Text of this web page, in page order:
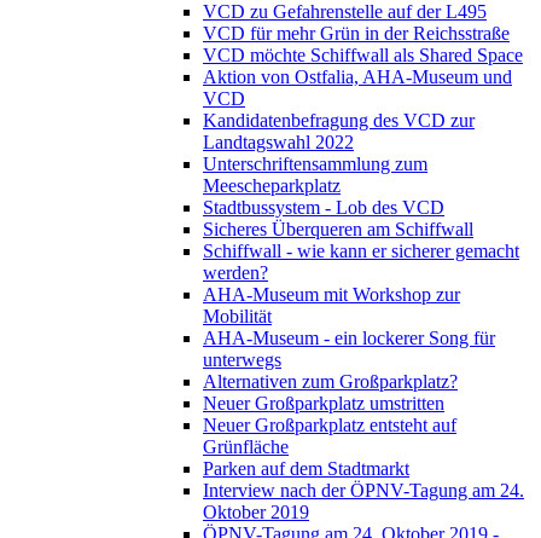
VCD zu Gefahrenstelle auf der L495
VCD für mehr Grün in der Reichsstraße
VCD möchte Schiffwall als Shared Space
Aktion von Ostfalia, AHA-Museum und
VCD
Kandidatenbefragung des VCD zur
Landtagswahl 2022
Unterschriftensammlung zum
Meescheparkplatz
Stadtbussystem - Lob des VCD
Sicheres Überqueren am Schiffwall
Schiffwall - wie kann er sicherer gemacht
werden?
AHA-Museum mit Workshop zur
Mobilität
AHA-Museum - ein lockerer Song für
unterwegs
Alternativen zum Großparkplatz?
Neuer Großparkplatz umstritten
Neuer Großparkplatz entsteht auf
Grünfläche
Parken auf dem Stadtmarkt
Interview nach der ÖPNV-Tagung am 24.
Oktober 2019
ÖPNV-Tagung am 24. Oktober 2019 -